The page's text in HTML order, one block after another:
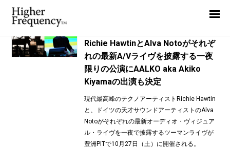
TAG: 豊洲PIT
Richie HawtinとAlva Notoがそれぞ
れの最新A/Vライヴを披露する一夜
限りの公演にAALKO aka Akiko
Kiyamaの出演も決定
現代最高峰のテクノアーティストRichie Hawtin
と、ドイツの天才サウンドアーティストのAlva
Notoがそれぞれの最新オーディオ・ヴィジュア
ル・ライヴを一夜で披露するツーマンライヴが
豊洲PITで10月27日（土）に開催される。
News
Interview
Highlight
Report